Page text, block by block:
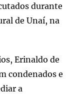
durante
de Unaí, na
Erinaldo de
condenados e
a